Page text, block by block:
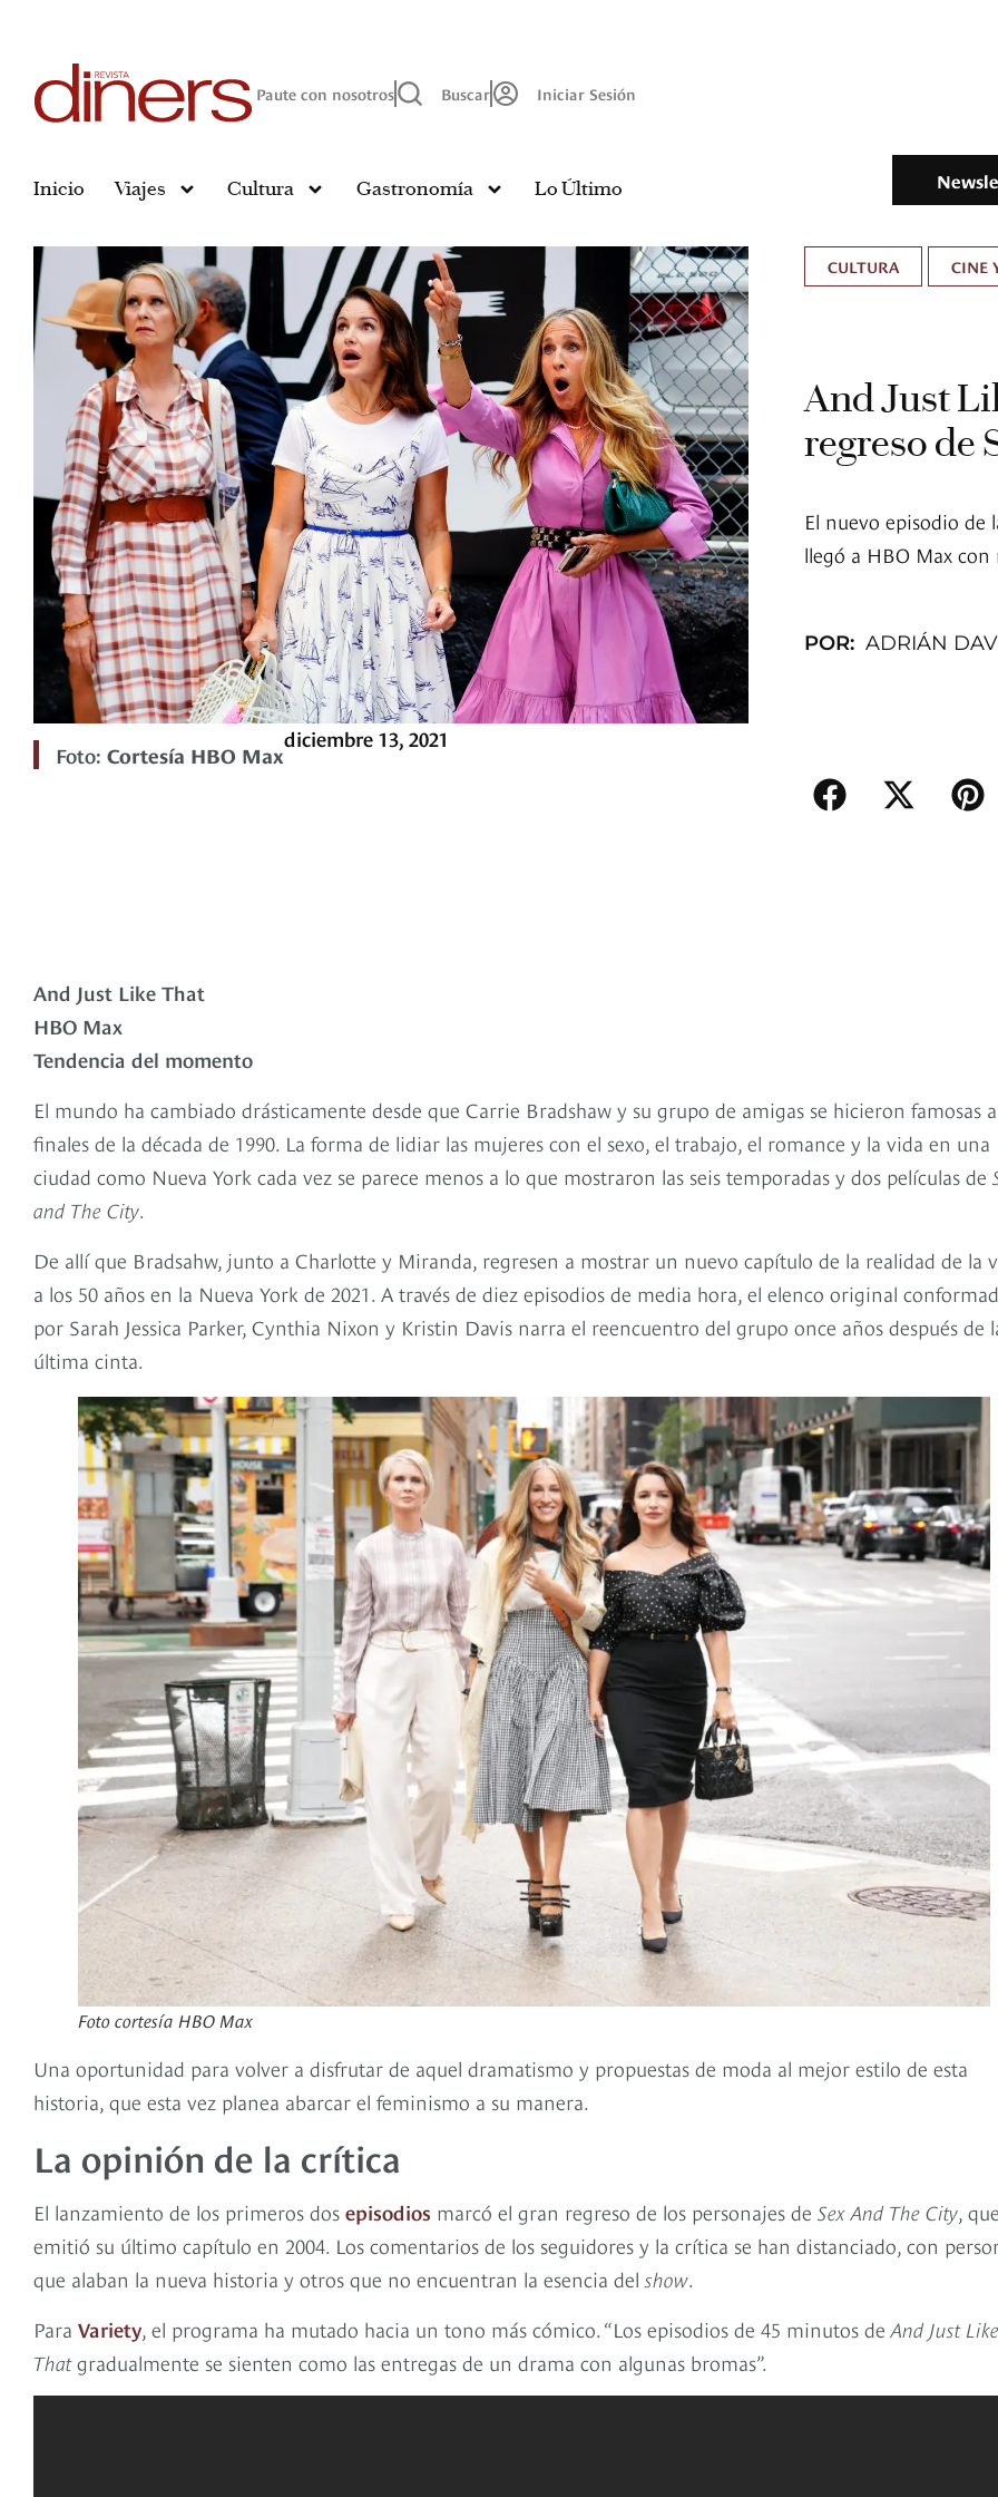
Paute con nosotros Buscar Iniciar Sesión
Inicio Viajes Cultura Gastronomía Lo Último
Foto: Cortesía HBO Max
diciembre 13, 2021
CULTURA CINE
And Just
regreso de
El nuevo episodio de
llegó a HBO Max
POR: ADRIÁN
And Just Like That
HBO Max
Tendencia del momento
El mundo ha cambiado drásticamente desde que Carrie Bradshaw y su grupo de amigas se hicieron famosas a
finales de la década de 1990. La forma de lidiar las mujeres con el sexo, el trabajo, el romance y la vida en una
ciudad como Nueva York cada vez se parece menos a lo que mostraron las seis temporadas y dos películas de
and The City.
De allí que Bradsahw, junto a Charlotte y Miranda, regresen a mostrar un nuevo capítulo de la realidad de la
a los 50 años en la Nueva York de 2021. A través de diez episodios de media hora, el elenco original
por Sarah Jessica Parker, Cynthia Nixon y Kristin Davis narra el reencuentro del grupo once años después de
última cinta.
Foto cortesía HBO Max
Una oportunidad para volver a disfrutar de aquel dramatismo y propuestas de moda al mejor estilo de esta
historia, que esta vez planea abarcar el feminismo a su manera.
La opinión de la crítica
El lanzamiento de los primeros dos episodios marcó el gran regreso de los personajes de Sex And The City , que
emitió su último capítulo en 2004. Los comentarios de los seguidores y la crítica se han distanciado, con
que alaban la nueva historia y otros que no encuentran la esencia del show
Para Variety , el programa ha mutado hacia un tono más cómico. “Los episodios de 45 minutos de And Just Like
Thatgradualmente se sienten como las entregas de un drama con algunas bromas”.